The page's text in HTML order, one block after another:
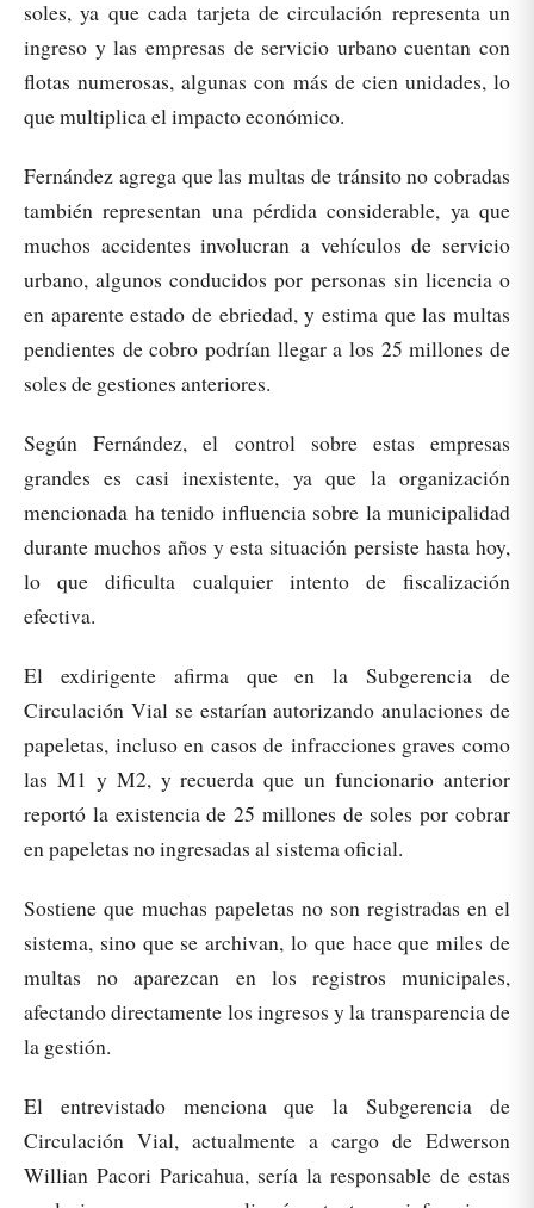
soles, ya que cada tarjeta de circulación representa un
ingreso y las empresas de servicio urbano cuentan con
flotas numerosas, algunas con más de cien unidades, lo
que multiplica el impacto económico.
Fernández agrega que las multas de tránsito no cobradas
también representan una pérdida considerable, ya que
muchos accidentes involucran a vehículos de servicio
urbano, algunos conducidos por personas sin licencia o
en aparente estado de ebriedad, y estima que las multas
pendientes de cobro podrían llegar a los 25 millones de
soles de gestiones anteriores.
Según Fernández, el control sobre estas empresas
grandes es casi inexistente, ya que la organización
mencionada ha tenido influencia sobre la municipalidad
durante muchos años y esta situación persiste hasta hoy,
lo que dificulta cualquier intento de fiscalización
efectiva.
El exdirigente afirma que en la Subgerencia de
Circulación Vial se estarían autorizando anulaciones de
papeletas, incluso en casos de infracciones graves como
las M1 y M2, y recuerda que un funcionario anterior
reportó la existencia de 25 millones de soles por cobrar
en papeletas no ingresadas al sistema oficial.
Sostiene que muchas papeletas no son registradas en el
sistema, sino que se archivan, lo que hace que miles de
multas no aparezcan en los registros municipales,
afectando directamente los ingresos y la transparencia de
la gestión.
El entrevistado menciona que la Subgerencia de
Circulación Vial, actualmente a cargo de Edwerson
Willian Pacori Paricahua, sería la responsable de estas